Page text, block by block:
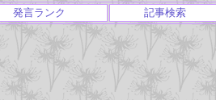
発言ランク 記事検索